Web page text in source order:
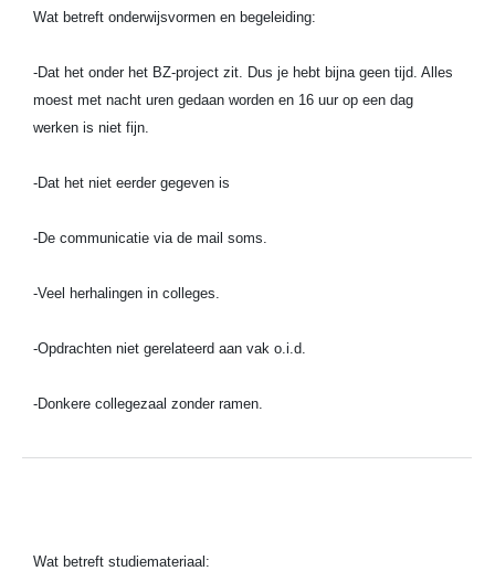
Wat betreft onderwijsvormen en begeleiding:
-Dat het onder het BZ-project zit. Dus je hebt bijna geen tijd. Alles
moest met nacht uren gedaan worden en 16 uur op een dag
werken is niet fijn.
-Dat het niet eerder gegeven is
-De communicatie via de mail soms.
-Veel herhalingen in colleges.
-Opdrachten niet gerelateerd aan vak o.i.d.
-Donkere collegezaal zonder ramen.
Wat betreft studiemateriaal: